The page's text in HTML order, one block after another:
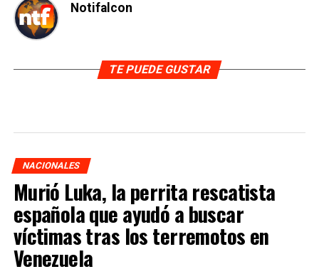
Notifalcon
TE PUEDE GUSTAR
NACIONALES
Murió Luka, la perrita rescatista
española que ayudó a buscar
víctimas tras los terremotos en
Venezuela